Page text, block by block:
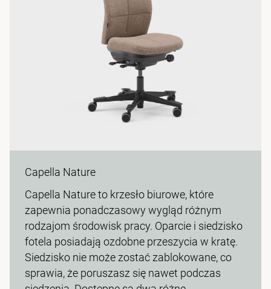
Capella Nature
Capella Nature to krzesło biurowe, które
zapewnia ponadczasowy wygląd różnym
rodzajom środowisk pracy. Oparcie i siedzisko
fotela posiadają ozdobne przeszycia w kratę.
Siedzisko nie może zostać zablokowane, co
sprawia, że poruszasz się nawet podczas